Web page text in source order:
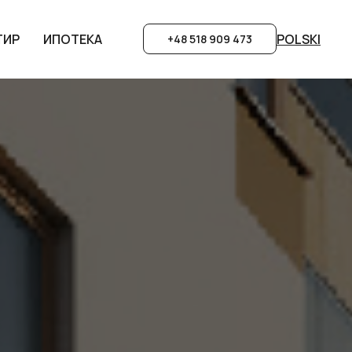
ИПОТЕКА +48 518 909 473 POLSKI
ИПОТЕКА +48 518 909 473 POLSKI